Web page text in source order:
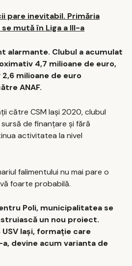
pare inevitabil. Primăria
mută în Liga a III-a
alarmante. Clubul a acumulat
4,7 milioane de euro,
milioane de euro
ANAF.
către CSM Iași 2020, clubul
de finanțare și fără
activitatea la nivel
falimentului nu mai pare o
foarte probabilă.
Poli, municipalitatea se
un nou proiect.
Iași, formație care
a, devine acum varianta de